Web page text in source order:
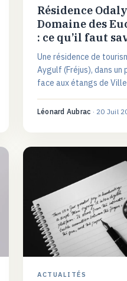
Résidence
Domaine des
: ce qu’il faut
Une résidence de
Aygulf (Fréjus), dans un
face aux étangs de
logements et profil de
Léonard Aubrac · 20 Juil
ACTUALITÉS